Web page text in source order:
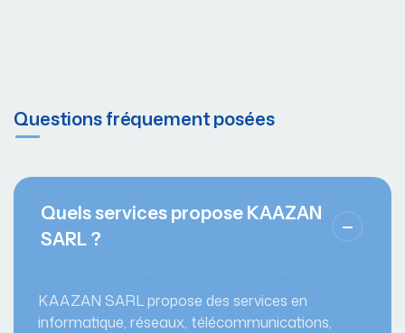
Questions fréquement posées
Quels services propose KAAZAN
SARL ?
KAAZAN SARL propose des services en
informatique, réseaux, télécommunications,